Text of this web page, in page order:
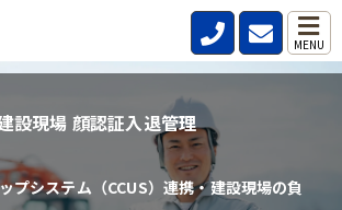
MENU
設現場 顔認証入退管理
プシステム（CCUS）連携・建設現場の負